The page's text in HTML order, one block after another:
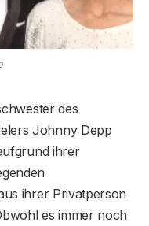
des
Johnny Depp
ihrer
ihrer Privatperson
es immer noch